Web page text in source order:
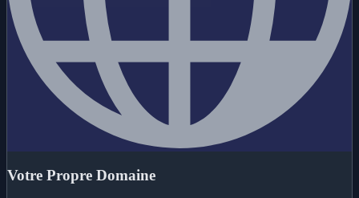
Votre Propre Domaine